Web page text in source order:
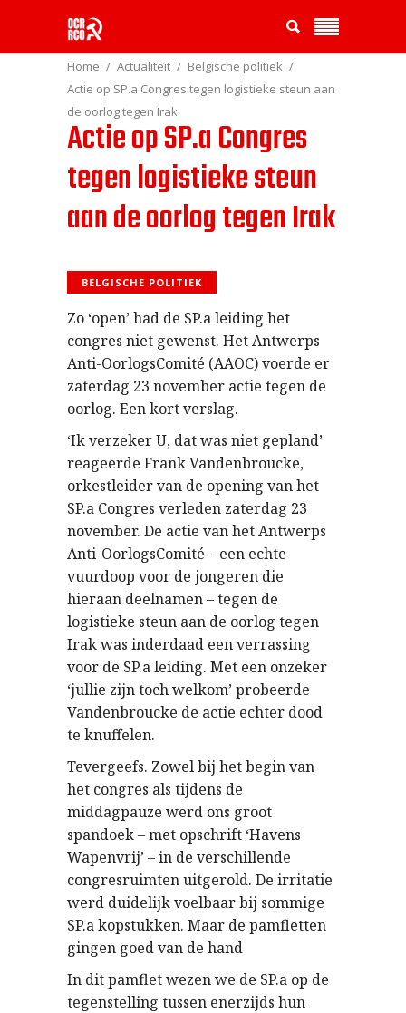
Home Actualiteit
Belgische politiek
Actie op SP.a Congres tegen logistieke steun aan
de oorlog tegen Irak
Actie op SP.a Congres
tegen logistieke steun
aan de oorlog tegen Irak
BELGISCHE POLITIEK
Zo ‘open’ had de SP.a leiding het
congres niet gewenst. Het Antwerps
Anti-OorlogsComité (AAOC) voerde er
zaterdag 23 november actie tegen de
oorlog. Een kort verslag.
‘Ik verzeker U, dat was niet gepland’
reageerde Frank Vandenbroucke,
orkestleider van de opening van het
SP.a Congres verleden zaterdag 23
november. De actie van het Antwerps
Anti-OorlogsComité – een echte
vuurdoop voor de jongeren die
hieraan deelnamen – tegen de
logistieke steun aan de oorlog tegen
Irak was inderdaad een verrassing
voor de SP.a leiding. Met een onzeker
‘jullie zijn toch welkom’ probeerde
Vandenbroucke de actie echter dood
te knuffelen.
Tevergeefs. Zowel bij het begin van
het congres als tijdens de
middagpauze werd ons groot
spandoek – met opschrift ‘Havens
Wapenvrij’ – in de verschillende
congresruimten uitgerold. De irritatie
werd duidelijk voelbaar bij sommige
SP.a kopstukken. Maar de pamfletten
gingen goed van de hand
In dit pamflet wezen we de SP.a op de
tegenstelling tussen enerzijds hun